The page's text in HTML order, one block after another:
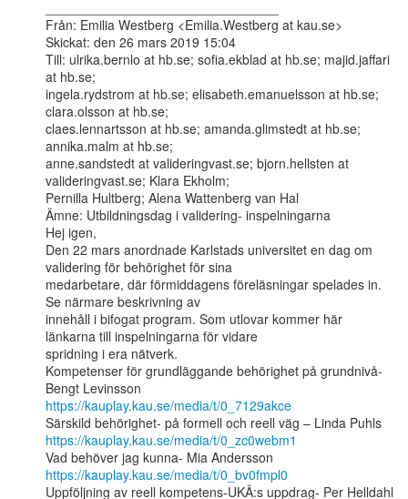
Från: Emilia Westberg <Emilia.Westberg at kau.se>
Skickat: den 26 mars 2019 15:04
Till: ulrika.bernlo at hb.se; sofia.ekblad at hb.se; majid.jaffari
at hb.se;
ingela.rydstrom at hb.se; elisabeth.emanuelsson at hb.se;
clara.olsson at hb.se;
claes.lennartsson at hb.se; amanda.glimstedt at hb.se;
annika.malm at hb.se;
anne.sandstedt at valideringvast.se; bjorn.hellsten at
valideringvast.se; Klara Ekholm;
Pernilla Hultberg; Alena Wattenberg van Hal
Ämne: Utbildningsdag i validering- inspelningarna
Hej igen,
Den 22 mars anordnade Karlstads universitet en dag om
validering för behörighet för sina
medarbetare, där förmiddagens föreläsningar spelades in.
Se närmare beskrivning av
innehåll i bifogat program. Som utlovar kommer här
länkarna till inspelningarna för vidare
spridning i era nätverk.
Kompetenser för grundläggande behörighet på grundnivå-
https://kauplay.kau.se/media/t/0_7129akce
https://kauplay.kau.se/media/t/0_zc0webm1
https://kauplay.kau.se/media/t/0_bv0fmpl0